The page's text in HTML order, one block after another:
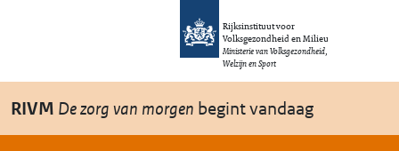
Overslaan en naar de inhoud gaan
Rijksinstituut voor
Volksgezondheid en Milieu
Ministerie van Volksgezondheid,
Welzijn en Sport
RIVM De zorg van morgen begint vandaag